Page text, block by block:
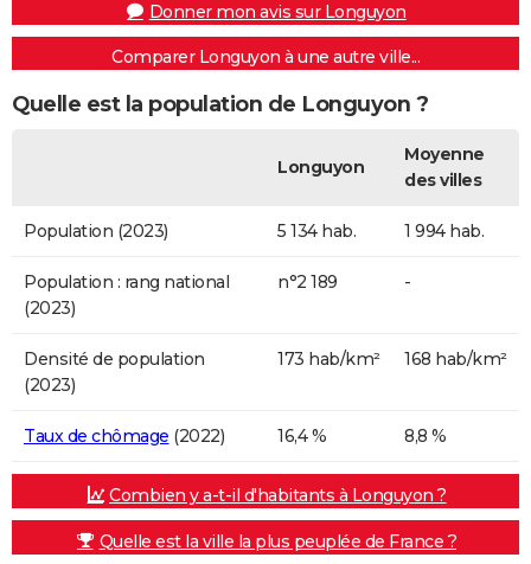
Donner mon avis sur Longuyon
Comparer Longuyon à une autre ville...
Quelle est la population de Longuyon ?
Longuyon
Moyenne
des villes
Population (2023) 5 134 hab. 1 994 hab.
Population : rang national
(2023)
n°2 189 -
Densité de population
(2023)
173 hab/km² 168 hab/km²
Taux de chômage (2022) 16,4 % 8,8 %
Combien y a-t-il d'habitants à Longuyon ?
Quelle est la ville la plus peuplée de France ?